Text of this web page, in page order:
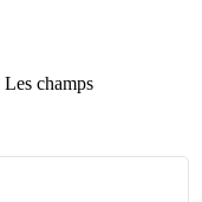
Les champs